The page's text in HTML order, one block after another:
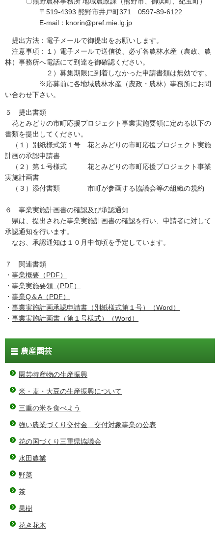
〒519-4393 熊野市井戸町371 0597-89-6122
E-mail：knorin@pref.mie.lg.jp
提出方法：電子メールで御提出をお願いします。
注意事項：１）電子メールで送信後、必ず各農林水産（農政、農
林）事務所へ電話にて到達を御確認ください。
２）募集期限に到着しなかった申請書類は無効です。
※応募前に各地域農林水産（農政・農林）事務所にお問
い合わせ下さい。
５ 提出書類
花とみどりの市町応援プロジェクト事業実施要領に定める以下の
書類を提出してください。
（１）別紙様式第１号 花とみどりの市町応援プロジェクト実施
計画の承認申請書
（２）第１号様式 花とみどりの市町応援プロジェクト事業
実施計画書
（３）添付書類 市町が参画する協議会等の組織の規約
６ 事業実施計画書の確認及び承認通知
県は、提出された事業実施計画書の確認を行い、申請者に対して
承認通知を行います。
なお、承認通知は１０月中旬頃を予定しています。
７ 関連書類
・ 事業概要（PDF）
・ 事業実施要領（PDF）
・ 事業Q＆A（PDF）
・ 事業実施計画承認申請書（別紙様式第１号）（Word）
・ 事業実施計画書（第１号様式）（Word）
農産園芸
園芸特産物の生産振興
米・麦・大豆の生産振興について
三重の米を食べよう
強い農業づくり交付金 交付対象事業の公表
花の国づくり三重県協議会
水田農業
野菜
茶
果樹
花き花木